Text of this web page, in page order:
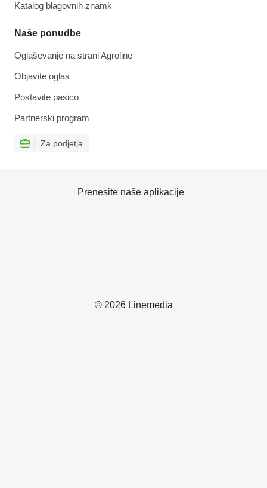
Katalog blagovnih znamk
Naše ponudbe
Oglaševanje na strani Agroline
Objavite oglas
Postavite pasico
Partnerski program
Za podjetja
© 2026 Linemedia
Prenesite naše aplikacije